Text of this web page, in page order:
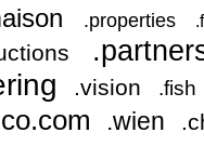
.properties
.vision .fish
.wien